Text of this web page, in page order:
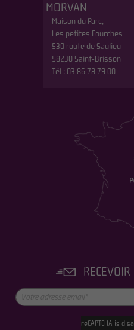
MORVAN
Maison du Parc,
Les petites Fourches
530 route de Saulieu
58230 Saint-Brisson
Tél : 03 86 78 79 00
reCAPTCHA is